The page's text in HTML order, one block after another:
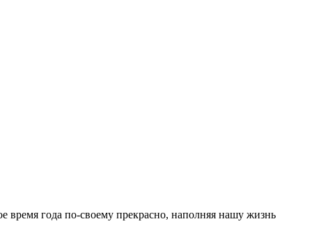
время года по-своему прекрасно, наполняя нашу жизнь